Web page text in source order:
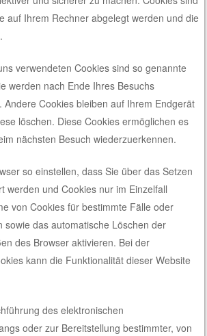
auf Ihrem Rechner abgelegt werden und die
verwendeten Cookies sind so genannte
werden nach Ende Ihres Besuchs
Andere Cookies bleiben auf Ihrem Endgerät
löschen. Diese Cookies ermöglichen es
nächsten Besuch wiederzuerkennen.
so einstellen, dass Sie über das Setzen
werden und Cookies nur im Einzelfall
von Cookies für bestimmte Fälle oder
sowie das automatische Löschen der
des Browser aktivieren. Bei der
kann die Funktionalität dieser Website
des elektronischen
oder zur Bereitstellung bestimmter, von